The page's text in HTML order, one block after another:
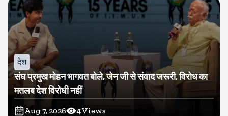
देश
संघ प्रमुख मोहन भागवत बोले, जेन जी से संवाद जरूरी, विरोध का
मतलब देश विरोधी नहीं
Aug 7, 2026 4Views